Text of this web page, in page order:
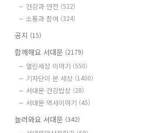
건강과 안전 (522)
소통과 참여 (324)
공지 (15)
함께해요 서대문 (2179)
열린세상 이야기 (550)
기자단이 본 세상 (1400)
서대문 건강밥상 (28)
서대문 역사이야기 (45)
놀러와요 서대문 (342)